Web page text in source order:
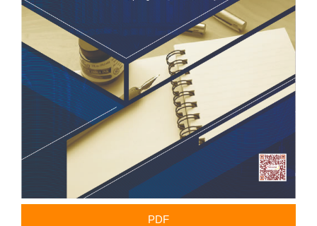
PDF